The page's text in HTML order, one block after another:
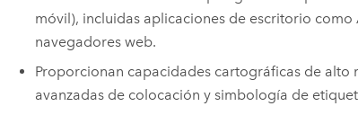
móvil), incluidas aplicaciones de escritorio como
navegadores web.
Proporcionan capacidades cartográficas de
avanzadas de colocación y simbología de